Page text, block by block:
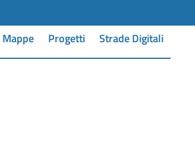
Mappe Progetti Strade Digitali